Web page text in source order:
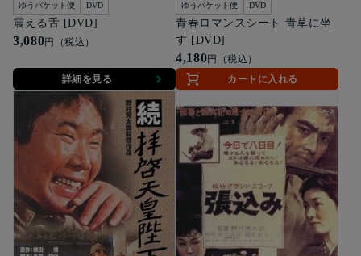
ゆうパケット便 DVD
震える舌 [DVD]
3,080円（税込）
詳細を見る
ゆうパケット便 DVD
青春ロマンスシート 青草に坐
す [DVD]
4,180円（税込）
カートに入れる